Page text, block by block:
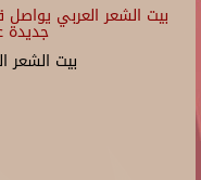
بيت الشعر العربي يواصل
بيت الشعر